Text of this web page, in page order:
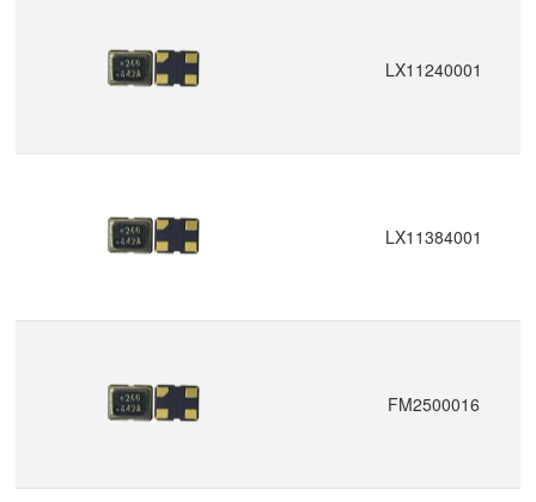
LX11240001
LX11384001
FM2500016